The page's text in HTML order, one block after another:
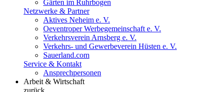
Gärten im Ruhrbogen
Netzwerke & Partner
Aktives Neheim e. V.
Oeventroper Werbegemeinschaft e. V.
Verkehrsverein Arnsberg e. V.
Verkehrs- und Gewerbeverein Hüsten e. V.
Sauerland.com
Service & Kontakt
Ansprechpersonen
Arbeit & Wirtschaft
zurück